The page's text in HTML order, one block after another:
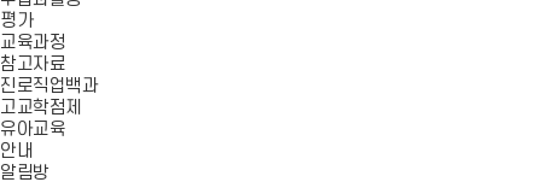
평가
교육과정
참고자료
진로직업백과
고교학점제
유아교육
안내
알림방